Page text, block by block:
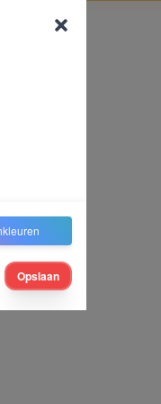
Opslaan